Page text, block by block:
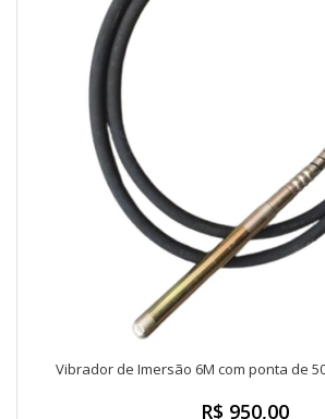
Vibrador de Imersão 6M com ponta de
R$ 950,00